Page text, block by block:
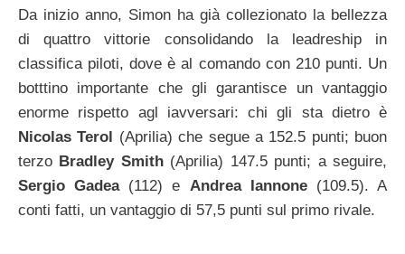
Da inizio anno, Simon ha già collezionato la bellezza
di quattro vittorie consolidando la leadreship in
classifica piloti, dove è al comando con 210 punti. Un
botttino importante che gli garantisce un vantaggio
enorme rispetto agl iavversari: chi gli sta dietro è
Nicolas Terol (Aprilia) che segue a 152.5 punti; buon
terzo Bradley Smith (Aprilia) 147.5 punti; a seguire,
Sergio Gadea(112) e Andrea Iannone(109.5). A
conti fatti, un vantaggio di 57,5 punti sul primo rivale.